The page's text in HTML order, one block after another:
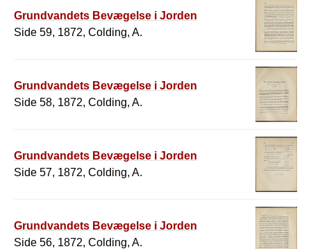
Grundvandets Bevægelse i Jorden
Side 59, 1872, Colding, A.
Grundvandets Bevægelse i Jorden
Side 58, 1872, Colding, A.
Grundvandets Bevægelse i Jorden
Side 57, 1872, Colding, A.
Grundvandets Bevægelse i Jorden
Side 56, 1872, Colding, A.